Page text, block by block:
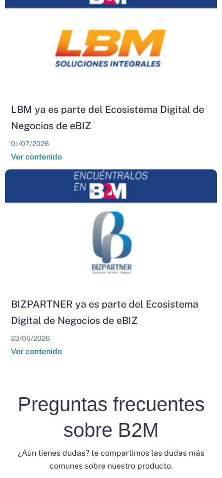
LBM ya es parte del Ecosistema Digital de
Negocios de eBIZ
01/07/2026
Ver contenido
BIZPARTNER ya es parte del Ecosistema
Digital de Negocios de eBIZ
23/06/2026
Ver contenido
Preguntas frecuentes
sobre B2M
¿Aún tienes dudas? te compartimos las dudas más
comunes sobre nuestro producto.